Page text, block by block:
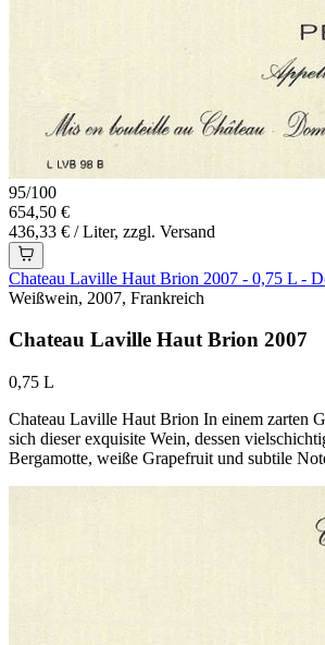
95/100
654,50 €
436,33 € / Liter, zzgl. Versand
Chateau Laville Haut Brion 2007 - 0,75 L -
Weißwein, 2007, Frankreich
Chateau Laville Haut Brion 2007
0,75 L
Chateau Laville Haut Brion In einem zarten
sich dieser exquisite Wein, dessen
Bergamotte, weiße Grapefruit und subtile